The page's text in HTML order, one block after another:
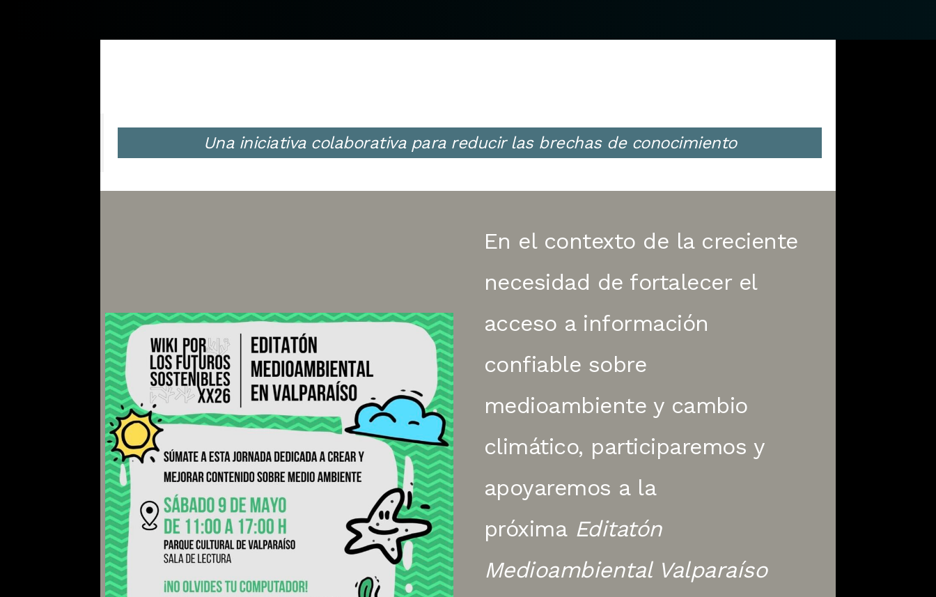
Una iniciativa colaborativa para reducir las brechas de conocimiento
En el contexto de la creciente
necesidad de fortalecer el
acceso a información
confiable sobre
medioambiente y cambio
climático, participaremos y
apoyaremos a la
próxima Editatón
Medioambiental Valparaíso